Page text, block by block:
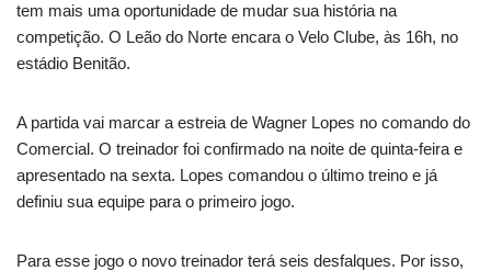
tem mais uma oportunidade de mudar sua história na
competição. O Leão do Norte encara o Velo Clube, às 16h, no
estádio Benitão.
A partida vai marcar a estreia de Wagner Lopes no comando do
Comercial. O treinador foi confirmado na noite de quinta-feira e
apresentado na sexta. Lopes comandou o último treino e já
definiu sua equipe para o primeiro jogo.
Para esse jogo o novo treinador terá seis desfalques. Por isso,